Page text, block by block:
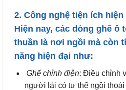
2. Công nghệ tiện ích hiện
Hiện nay, các dòng ghế ô
thuần là nơi ngồi mà còn
năng hiện đại như:
Ghế chỉnh điện: Điều chỉnh
người lái có tư thế ngồi thoải